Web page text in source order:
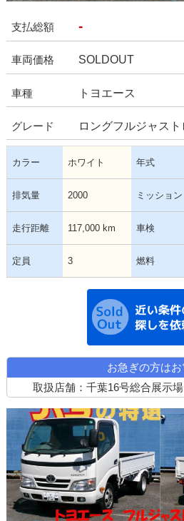
支払総額 -
車両価格 SOLDOUT
車種 トヨエース
グレード ロングフルジャスト
カラー ホワイト 年式
排気量 2000 ミッション
走行距離 117,000 km 車検
定員 3 燃料
お急ぎの方は
取扱店舗：千葉16号総合展示場